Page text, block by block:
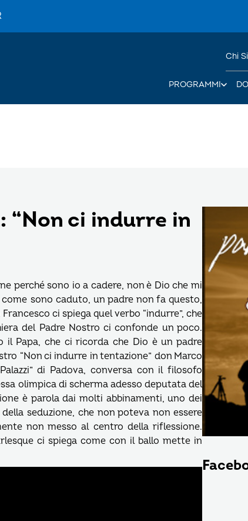
PROGRAMMI
Chi
ci indurre in
perché sono io a cadere, non è Dio che mi
sono caduto, un padre non fa questo,
ci spiega quel verbo “indurre”, che
del Padre Nostro ci confonde un poco.
il Papa, che ci ricorda che Dio è un padre
“Non ci indurre in tentazione” don Marco
di Padova, conversa con il filosofo
olimpica di scherma adesso deputata del
è parola dai molti abbinamenti, uno dei
seduzione, che non poteva non essere
non messo al centro della riflessione.
ci spiega come con il ballo mette in